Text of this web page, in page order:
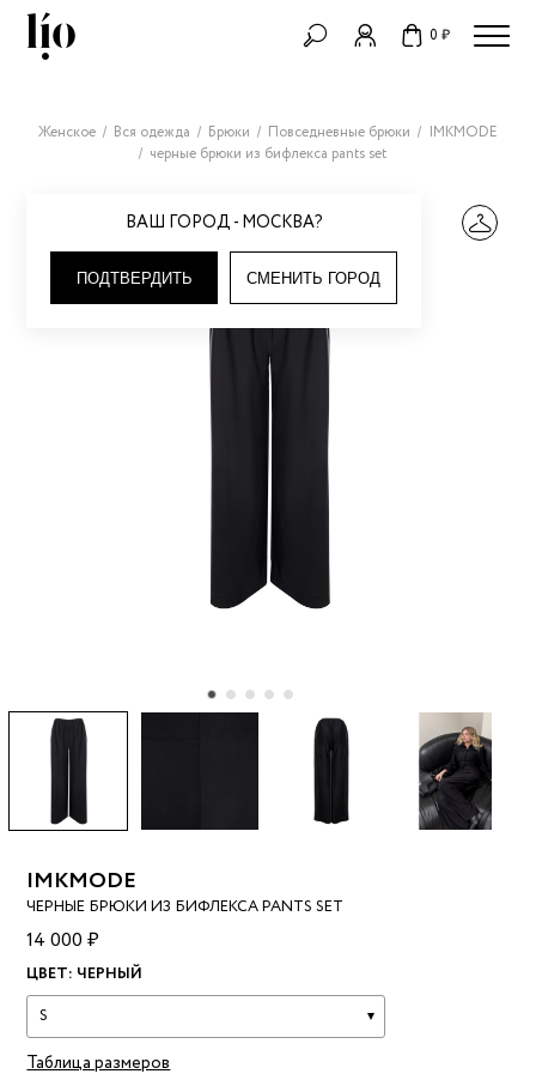
0 ₽
ВАШ ГОРОД - МОСКВА?
ПОДТВЕРДИТЬ СМЕНИТЬ ГОРОД
Женское Вся одежда Брюки Повседневные брюки
IMKMODE
черные брюки из бифлекса pants set
IMKMODE
ЧЕРНЫЕ БРЮКИ ИЗ БИФЛЕКСА PANTS SET
14 000 ₽
ЦВЕТ: ЧЕРНЫЙ
S
Таблица размеров